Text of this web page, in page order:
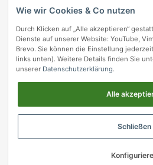
Zahlungsmöglichkeiten
Vertrag
Umsetzung durch Themeart
Wie wir Cookies & Co nutzen
Durch Klicken auf „Alle akzeptieren“
Dienste auf unserer Website: YouTube,
Brevo. Sie können die Einstellung
links unten). Weitere Details finden Sie
unserer Datenschutzerklärung.
Alle
Schließen